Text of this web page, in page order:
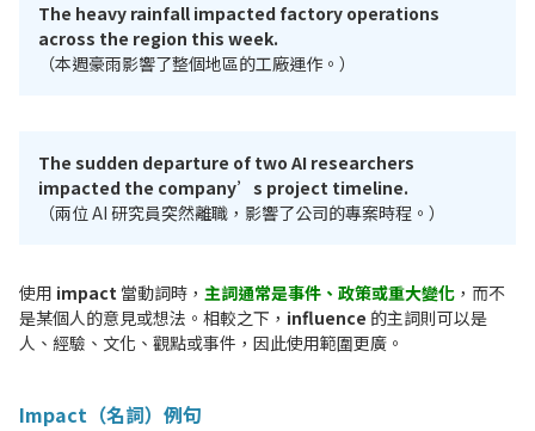
The heavy rainfall impacted factory operations
across the region this week.
（本週豪雨影響了整個地區的工廠運作。）
The sudden departure of two AI researchers
impacted the company’s project timeline.
（兩位 AI 研究員突然離職，影響了公司的專案時程。）
使用 impact 當動詞時， 主詞通常是事件、政策或重大變化 ，而不
是某個人的意見或想法。相較之下， influence 的主詞則可以是
人、經驗、文化、觀點或事件，因此使用範圍更廣。
Impact（名詞）例句